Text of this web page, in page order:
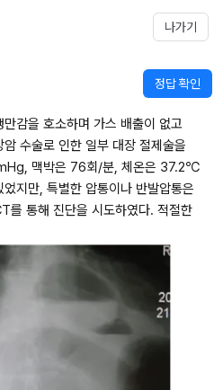
나가기
정답 확인
감을 호소하며 가스 배출이 없고
수술로 인한 일부 대장 절제술을
맥박은 76회/분, 체온은 37.2℃
지만, 특별한 압통이나 반발압통은
를 통해 진단을 시도하였다. 적절한